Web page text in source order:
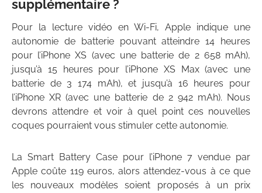
supplémentaire ?
Pour la lecture vidéo en Wi-Fi, Apple indique une
autonomie de batterie pouvant atteindre 14 heures
pour l’iPhone XS (avec une batterie de 2 658 mAh),
jusqu’à 15 heures pour l’iPhone XS Max (avec une
batterie de 3 174 mAh), et jusqu’à 16 heures pour
l’iPhone XR (avec une batterie de 2 942 mAh). Nous
devrons attendre et voir à quel point ces nouvelles
coques pourraient vous stimuler cette autonomie.
La Smart Battery Case pour l’iPhone 7 vendue par
Apple coûte 119 euros, alors attendez-vous à ce que
les nouveaux modèles soient proposés à un prix